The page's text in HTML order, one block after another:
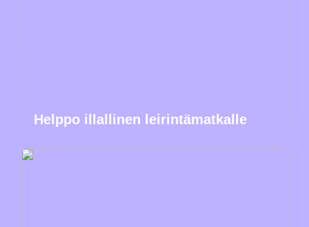
Helppo illallinen leirintämatkalle